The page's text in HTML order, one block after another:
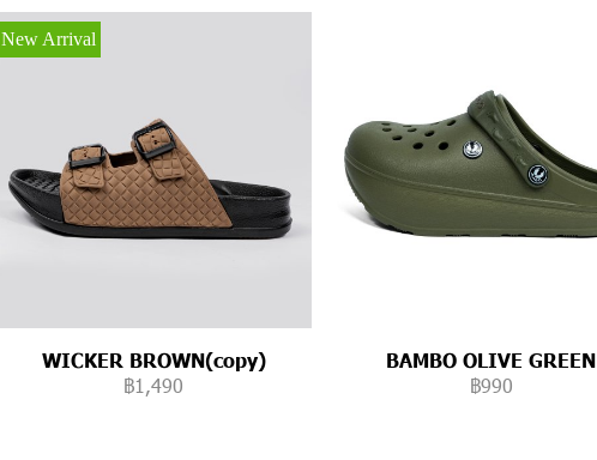
New Arrival
WICKER BROWN(copy)
฿1,490
BAMBO OLIVE GREEN
฿990